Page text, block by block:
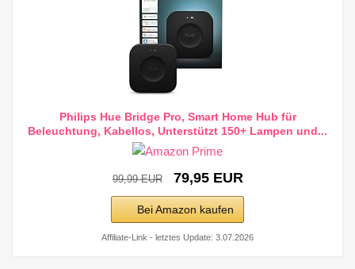
Philips Hue Bridge Pro, Smart Home Hub für
Beleuchtung, Kabellos, Unterstützt 150+ Lampen und...
99,99 EUR 79,95 EUR
Bei Amazon kaufen
Affiliate-Link - letztes Update: 3.07.2026